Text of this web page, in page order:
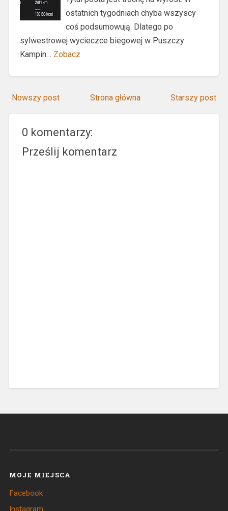
ostatnich tygodniach chyba wszyscy
coś podsumowują. Dlatego po
sylwestrowej wycieczce biegowej w Puszczy
Kampin… Zobacz
Nowszy post Starszy post
Strona główna
0 komentarzy:
Prześlij komentarz
MOJE MIEJSCA
Facebook